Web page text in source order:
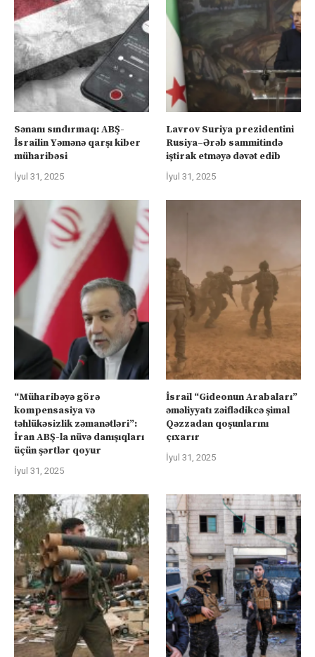
Sənanı sındırmaq: ABŞ-
İsrailin Yəmənə qarşı kiber
müharibəsi
İyul 31, 2025
Lavrov Suriya prezidentini
Rusiya–Ərəb sammitində
iştirak etməyə dəvət edib
İyul 31, 2025
“Müharibəyə görə
kompensasiya və
təhlükəsizlik zəmanətləri”:
İran ABŞ-la nüvə danışıqları
üçün şərtlər qoyur
İyul 31, 2025
İsrail “Gideonun Arabaları”
əməliyyatı zəiflədikcə şimal
Qəzzadan qoşunlarını
çıxarır
İyul 31, 2025